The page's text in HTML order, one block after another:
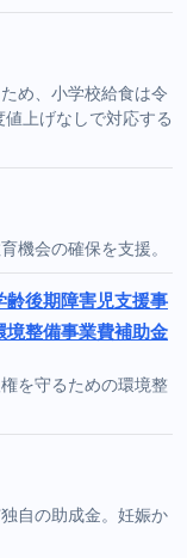
め、小学校給食は令
上げなしで対応する
機会の確保を支援。
後期障害児支援事
整備事業費補助金
を守るための環境整
自の助成金。妊娠か